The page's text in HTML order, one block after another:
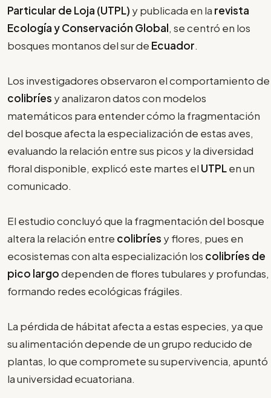
Particular de Loja (UTPL) y publicada en la revista
Ecologíay Conservación Global, se centró en los
bosques montanos del sur de Ecuador.
Los investigadores observaron el comportamiento de
colibríes y analizaron datos con modelos
matemáticos para entender cómo la fragmentación
del bosque afecta la especialización de estas aves,
evaluando la relación entre sus picos y la diversidad
floral disponible, explicó este martes el UTPLen un
comunicado.
El estudio concluyó que la fragmentación del bosque
altera la relación entre colibríes y flores, pues en
ecosistemas con alta especialización los colibríes de
pico largodependen de flores tubulares y profundas,
formando redes ecológicas frágiles.
La pérdida de hábitat afecta a estas especies, ya que
su alimentación depende de un grupo reducido de
plantas, lo que compromete su supervivencia, apuntó
la universidad ecuatoriana.